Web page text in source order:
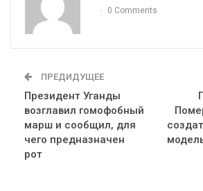
0 Comments
ПРЕДИДУЩЕЕ
Президент Уганды
возглавил гомофобный
марш и сообщил, для
чего предназначен
рот